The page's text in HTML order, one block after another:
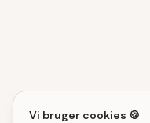
Vi bruger cookies 🍪